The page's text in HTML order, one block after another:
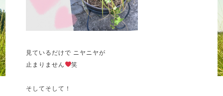
見ているだけで ニヤニヤが
止まりません
笑
そしてそして！